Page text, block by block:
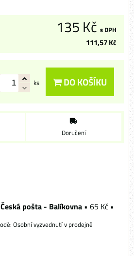
135 Kč s DPH
111,57 Kč
ks DO KOŠÍKU
Doručení
Česká pošta - Balíkovna • 65 Kč •
Osobní vyzvednutí v prodejně